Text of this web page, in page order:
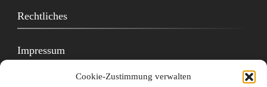
Cookie-Zustimmung verwalten
Rechtliches
Impressum
Datenschutzerklärung